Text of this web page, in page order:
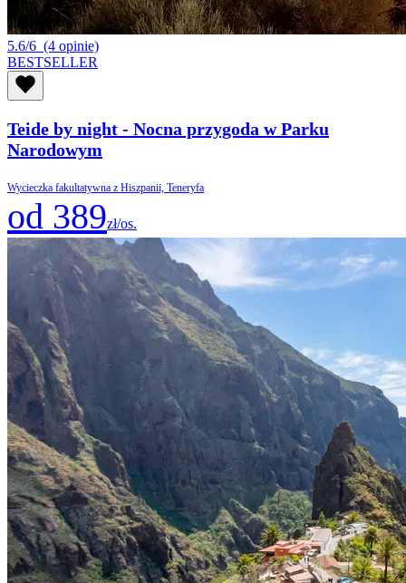
5.6/6 (4 opinie)
BESTSELLER
Teide by night - Nocna przygoda w Parku
Narodowym
Wycieczka fakultatywna z Hiszpanii, Teneryfa
od 389zł/os.